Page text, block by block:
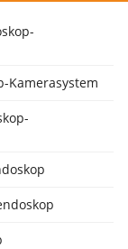
Kamerasystem